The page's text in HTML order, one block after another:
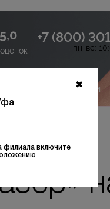
✖
филиала включите
5,0 +7 (800)
пн-вс:
Лицензии